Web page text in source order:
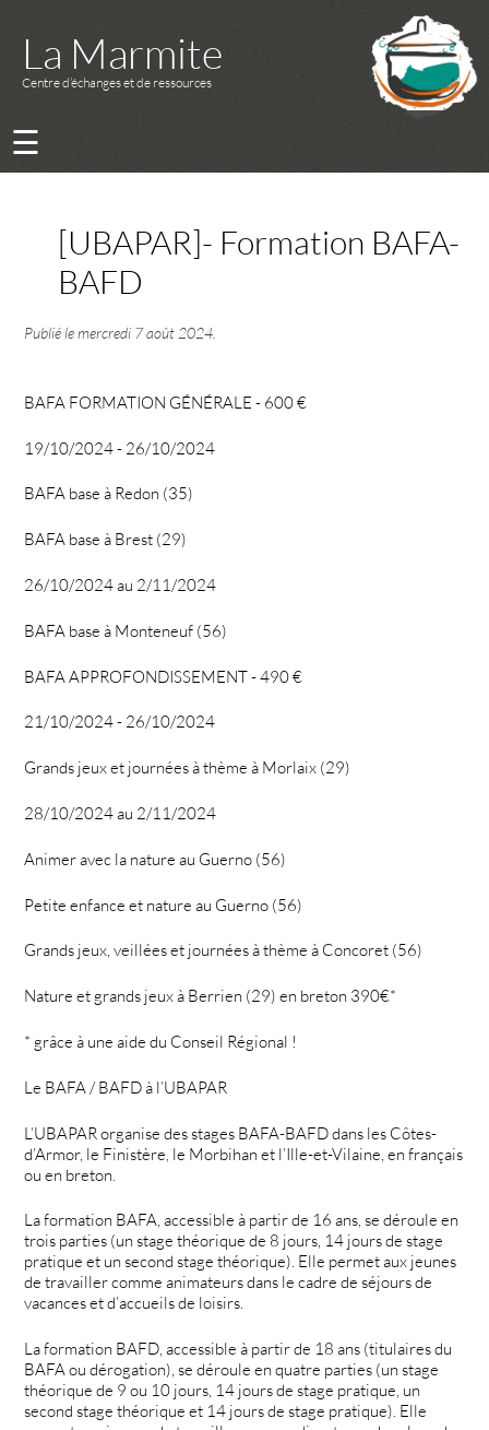
La Marmite
Centre d’échanges et de ressources
☰
[UBAPAR]- Formation BAFA-
BAFD
Publié lemercredi 7 août 2024
BAFA FORMATION GÉNÉRALE - 600 €
19/10/2024 - 26/10/2024
BAFA base à Redon (35)
BAFA base à Brest (29)
26/10/2024 au 2/11/2024
BAFA base à Monteneuf (56)
BAFA APPROFONDISSEMENT - 490 €
21/10/2024 - 26/10/2024
Grands jeux et journées à thème à Morlaix (29)
28/10/2024 au 2/11/2024
Animer avec la nature au Guerno (56)
Petite enfance et nature au Guerno (56)
Grands jeux, veillées et journées à thème à Concoret (56)
Nature et grands jeux à Berrien (29) en breton 390€*
* grâce à une aide du Conseil Régional !
Le BAFA / BAFD à l’UBAPAR
L’UBAPAR organise des stages BAFA-BAFD dans les Côtes-
d’Armor, le Finistère, le Morbihan et l’Ille-et-Vilaine, en français
ou en breton.
La formation BAFA, accessible à partir de 16 ans, se déroule en
trois parties (un stage théorique de 8 jours, 14 jours de stage
pratique et un second stage théorique). Elle permet aux jeunes
de travailler comme animateurs dans le cadre de séjours de
vacances et d’accueils de loisirs.
La formation BAFD, accessible à partir de 18 ans (titulaires du
BAFA ou dérogation), se déroule en quatre parties (un stage
théorique de 9 ou 10 jours, 14 jours de stage pratique, un
second stage théorique et 14 jours de stage pratique). Elle